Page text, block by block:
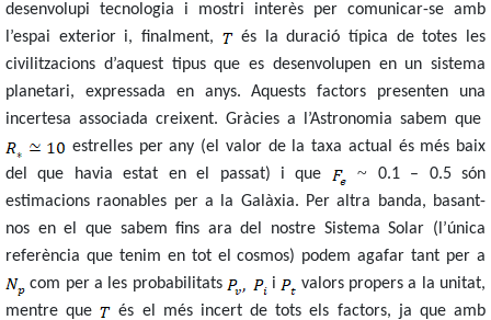
desenvolupi tecnologia i mostri interès per comunicar-se amb
l’espai exterior i, finalment,
és la duració típica de totes les
civilitzacions d’aquest tipus que es desenvolupen en un sistema
planetari, expressada en anys. Aquests factors presenten una
incertesa associada creixent. Gràcies a l’Astronomia sabem que
estrelles per any (el valor de la taxa actual és més baix
del que havia estat en el passat) i que
~ 0.1 – 0.5 són
estimacions raonables per a la Galàxia. Per altra banda, basant-
nos en el que sabem fins ara del nostre Sistema Solar (l’única
referència que tenim en tot el cosmos) podem agafar tant per a
com per a les probabilitats
i
valors propers a la unitat,
mentre que
és el més incert de tots els factors, ja que amb